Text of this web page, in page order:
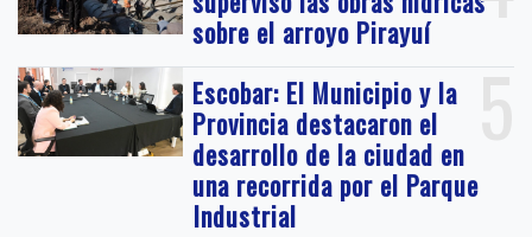
sobre el arroyo Pirayuí
5
Escobar: El Municipio y la
Provincia destacaron el
desarrollo de la ciudad en
una recorrida por el Parque
Industrial